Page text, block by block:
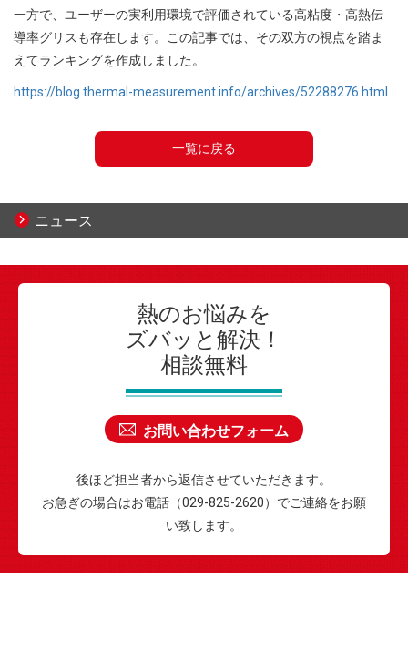
一方で、ユーザーの実利用環境で評価されている高粘度・高熱伝
導率グリスも存在します。この記事では、その双方の視点を踏ま
えてランキングを作成しました。
https://blog.thermal-measurement.info/archives/52288276.html
一覧に戻る
ニュース
熱のお悩みを
ズバッと解決！
相談無料
お問い合わせフォーム
後ほど担当者から返信させていただきます。
お急ぎの場合はお電話（029-825-2620）でご連絡をお願
い致します。